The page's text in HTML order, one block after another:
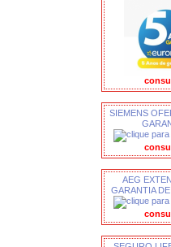
SIEMENS
AEG
GARANTIA